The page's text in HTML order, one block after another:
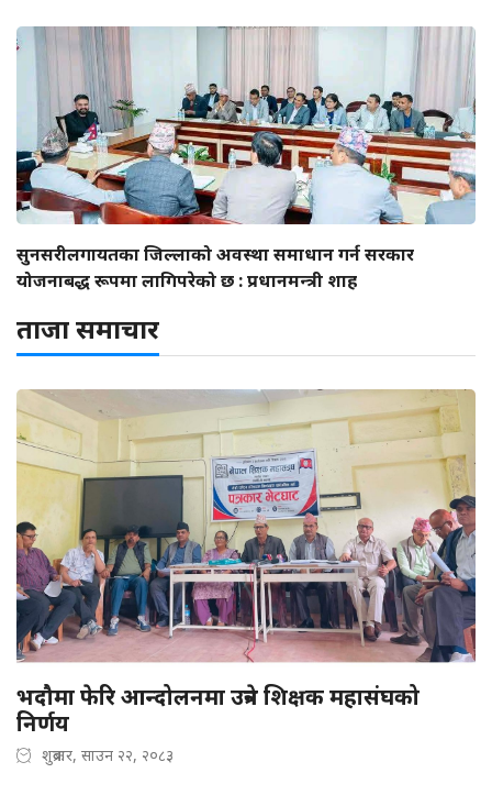
सुनसरीलगायतका जिल्लाको अवस्था समाधान गर्न सरकार
योजनाबद्ध रूपमा लागिपरेको छ : प्रधानमन्त्री शाह
ताजा समाचार
भदौमा फेरि आन्दोलनमा उत्रने शिक्षक महासंघको
निर्णय
शुक्रबार, साउन २२, २०८३